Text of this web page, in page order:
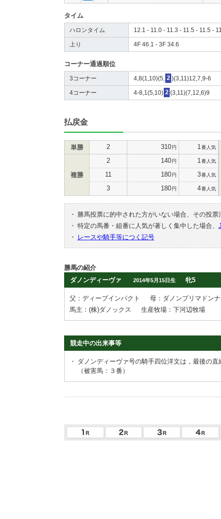
タイム
ハロンタイム 12.1 - 11.0 - 11.3 - 11.5 - 11.5 -
上り 4F 46.1 - 3F 34.6
コーナー通過順位
3コーナー 4,8(1,10)(5, 2 )(3,11)12,7,9-6
4コーナー 4-8,1(5,10) 2 (3,11)(7,12,6)9
払戻金
単勝 2 310円 1 番人気
複勝
2 140円 1 番人気
11 180円 3番人気
3 180円 4番人気
・
勝馬投票に的中された方がいない場合、その投
・ 特定の馬番・組番に人気が著しく集中した場合、
・
レースや騎手等につく記号
勝馬の紹介
ダノンディーヴァ
2014年5月15日生 牝5
父：ディープインパクト
母：ダノンプリマドンナ
馬主：(株)ダノックス
生産牧場：下河辺牧場
競走中の出来事等
・ ダノンディーヴァ号の騎手四位洋文は，最後の
（被害馬：３番）